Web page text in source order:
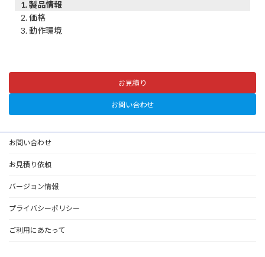
製品情報
価格
動作環境
お見積り
お問い合わせ
お問い合わせ
お見積り依頼
バージョン情報
プライバシーポリシー
ご利用にあたって